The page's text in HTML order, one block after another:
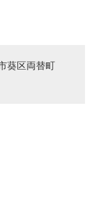
葵区両替町